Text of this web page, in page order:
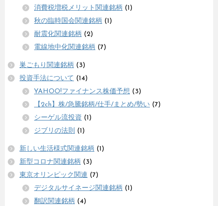
消費税増税メリット関連銘柄 (1)
秋の臨時国会関連銘柄 (1)
耐震化関連銘柄 (2)
電線地中化関連銘柄 (7)
巣ごもり関連銘柄 (3)
投資手法について (14)
YAHOO!ファイナンス株価予想 (3)
【2ch】株/急騰銘柄/仕手/まとめ/勢い (7)
シーゲル流投資 (1)
ジブリの法則 (1)
新しい生活様式関連銘柄 (1)
新型コロナ関連銘柄 (3)
東京オリンピック関連 (7)
デジタルサイネージ関連銘柄 (1)
翻訳関連銘柄 (4)